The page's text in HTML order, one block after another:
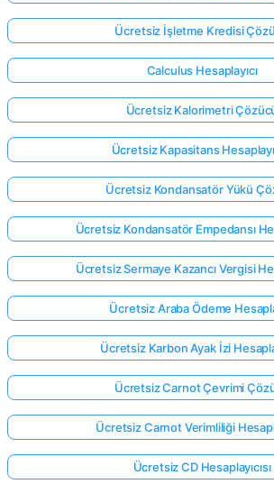
Ücretsiz İşletme Kredisi
Calculus Hesaplayıcı
Ücretsiz Kalorimetri
Ücretsiz Kapasitans
Ücretsiz Kondansatör Yükü
Ücretsiz Kondansatör Empedansı
Ücretsiz Sermaye Kazancı Vergisi
Ücretsiz Araba Ödeme
Ücretsiz Karbon Ayak İzi
Ücretsiz Carnot Çevrimi
Ücretsiz Carnot Verimliliği
Ücretsiz CD Hesaplayıcısı